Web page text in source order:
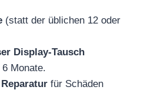
(statt der üblichen 12 oder
Display-Tausch
Monate.
für Schäden